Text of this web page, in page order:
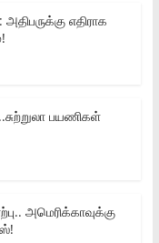
எதிராக
பயணிகள்
அமெரிக்காவுக்கு